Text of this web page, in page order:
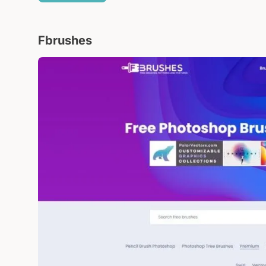
Fbrushes